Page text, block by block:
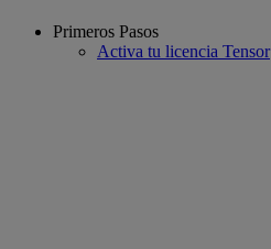
Primeros Pasos
Activa tu licencia Tensor